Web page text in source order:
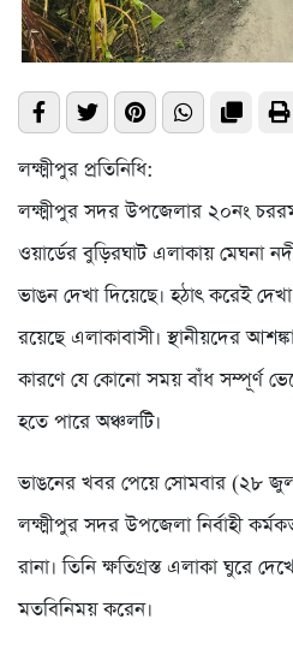
লক্ষ্মীপুর প্রতিনিধি:
লক্ষ্মীপুর সদর উপজেলার ২০নং
ওয়ার্ডের বুড়িরঘাট এলাকায় মেঘনা
ভাঙন দেখা দিয়েছে। হঠাৎ করেই
রয়েছে এলাকাবাসী। স্থানীয়দের
কারণে যে কোনো সময় বাঁধ সম্পূর্ণ
হতে পারে অঞ্চলটি।
ভাঙনের খবর পেয়ে সোমবার (২৮
লক্ষ্মীপুর সদর উপজেলা নির্বাহী
রানা। তিনি ক্ষতিগ্রস্ত এলাকা ঘুরে
মতবিনিময় করেন।